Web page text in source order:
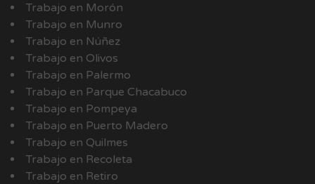
Trabajo en Morón
Trabajo en Munro
Trabajo en Núñez
Trabajo en Olivos
Trabajo en Palermo
Trabajo en Parque Chacabuco
Trabajo en Pompeya
Trabajo en Puerto Madero
Trabajo en Quilmes
Trabajo en Recoleta
Trabajo en Retiro